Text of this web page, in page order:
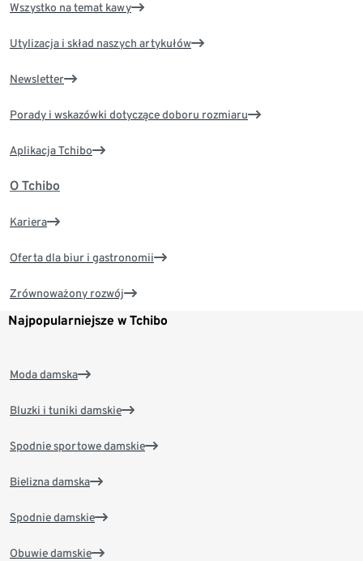
Wszystko na temat kawy
Utylizacja i skład naszych artykułów
Newsletter
Porady i wskazówki dotyczące doboru rozmiaru
Aplikacja Tchibo
O Tchibo
Kariera
Oferta dla biur i gastronomii
Zrównoważony rozwój
Najpopularniejsze w Tchibo
Moda damska
Bluzki i tuniki damskie
Spodnie sportowe damskie
Bielizna damska
Spodnie damskie
Obuwie damskie